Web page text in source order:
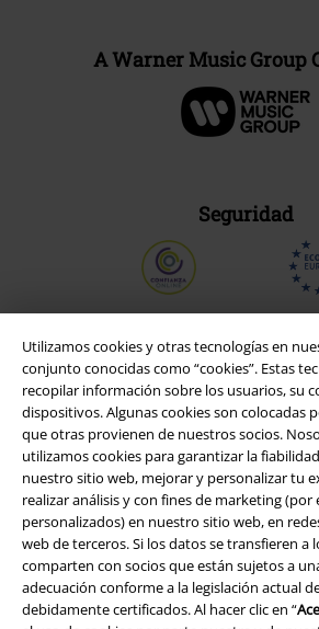
Utilizamos cookies y otras tecnologías en
conjunto conocidas como “cookies”. Estas
recopilar información sobre los usuarios, su
dispositivos. Algunas cookies son colocadas
que otras provienen de nuestros socios.
utilizamos cookies para garantizar la
nuestro sitio web, mejorar y personalizar tu
realizar análisis y con fines de marketing
personalizados) en nuestro sitio web, en
web de terceros. Si los datos se transfieren a
comparten con socios que están sujetos a
adecuación conforme a la legislación actual
debidamente certificados. Al hacer clic en “
A Warner Music Group
Seguridad
Legal
Términos y Condiciones
Aviso Legal